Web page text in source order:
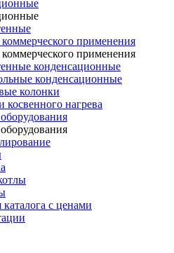
применения
применения
конденсационные
конденсационные
колонки
косвенного нагрева
с ценами